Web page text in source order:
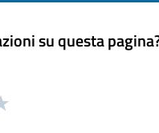
su questa